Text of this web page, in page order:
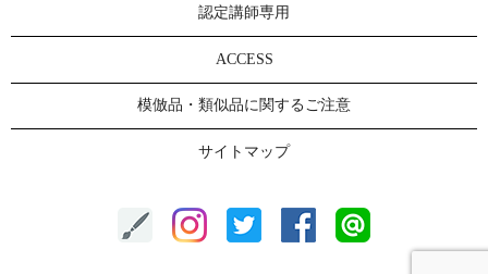
認定講師専用
ACCESS
模倣品・類似品に関するご注意
サイトマップ